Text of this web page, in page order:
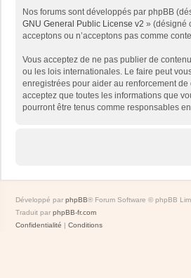
Nos forums sont développés par phpBB
GNU General Public License v2 » (désigné
acceptons ou n’acceptons pas comme
Vous acceptez de ne pas publier de
ou les lois internationales. Le faire peut
enregistrées pour aider au renforcement
acceptez que toutes les informations que
pourront être tenus comme responsables
Développé par phpBB® Forum Software © phpBB
Traduit par phpBB-fr.com
Confidentialité | Conditions